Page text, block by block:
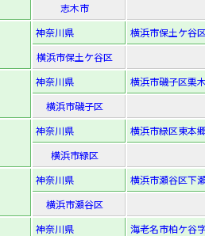
志木市
神奈川県
横浜市保土ケ谷
横浜市保土ケ谷区
神奈川県
横浜市磯子区栗
横浜市磯子区
神奈川県
横浜市緑区東本
横浜市緑区
神奈川県
横浜市瀬谷区下
横浜市瀬谷区
神奈川県
海老名市柏ケ谷